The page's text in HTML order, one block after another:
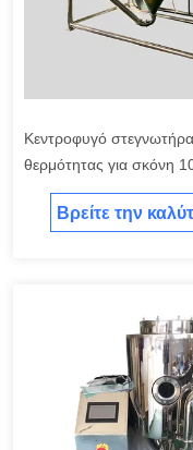
Κεντροφυγό στεγνωτήρα
θερμότητας για σκόνη
Βρείτε την